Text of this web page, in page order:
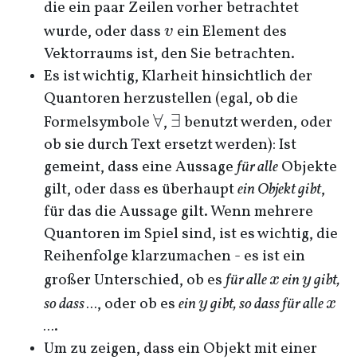
die ein paar Zeilen vorher betrachtet
wurde, oder dassv
v ein Element des
Vektorraums ist, den Sie betrachten.
Es ist wichtig, Klarheit hinsichtlich der
Quantoren herzustellen (egal, ob die
Formelsymbole\forall
∀, \exists
∃benutzt werden, oder
ob sie durch Text ersetzt werden): Ist
gemeint, dass eine Aussagefür alleObjekte
gilt, oder dass es überhauptein Objekt gibt,
für das die Aussage gilt. Wenn mehrere
Quantoren im Spiel sind, ist es wichtig, die
Reihenfolge klarzumachen - es ist ein
großer Unterschied, ob esfür allex
xeiny
ygibt,
so dass …, oder ob eseiny
ygibt, so dass für allex
x
….
Um zu zeigen, dass ein Objekt mit einer